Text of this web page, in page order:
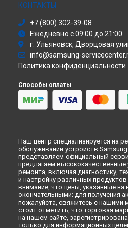
Моноблок
Атс
Смарт-часы
Варочная панель
Посудомоечная машина
Морозильная камера
Кондиционер
Духовой шкаф
Вытяжка
КОНТАКТЫ
+7 (800) 302-39-08
Ежедневно с 09:00 до 21:00
г. Ульяновск, Дворцовая
info@samsung-
Политика конфиденциальности
Способы оплаты
Наш центр специализируется на
обслуживании устройств
представляем официальный
предлагаем высококачественные
ремонта, включая диагностику,
и настройку различных
внимание, что цены, указанные
окончательными; для получения
пожалуйста, свяжитесь с нашими
стоит отметить, что торговая
на нашем сайте,
только для информационных